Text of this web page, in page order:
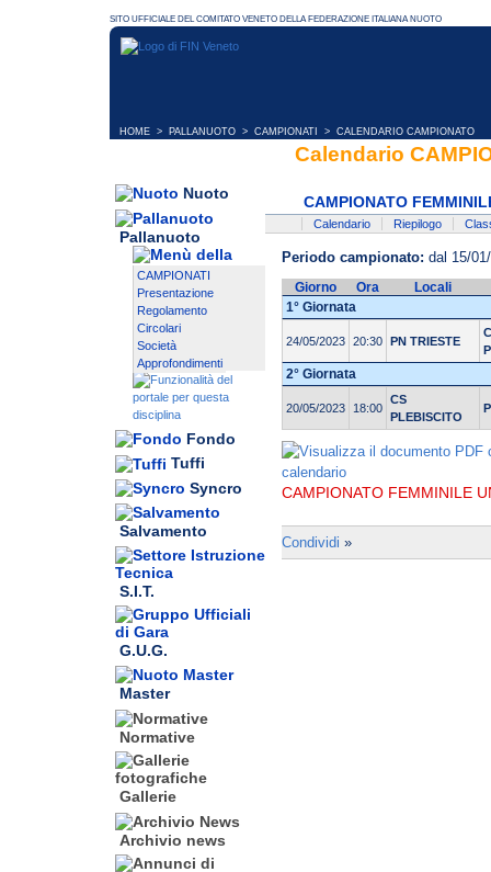
HOME > PALLANUOTO > CAMPIONATI > CALENDARIO CAMPIONATO
Nuoto
Pallanuoto
CAMPIONATI
Presentazione
Regolamento
Circolari
Società
Approfondimenti
Fondo
Tuffi
Syncro
Salvamento
S.I.T.
G.U.G.
Master
Normative
Gallerie
Archivio news
Calendario
CAMPIONATO
Calendario Riepilogo
Periodo campionato: dal 15/
Giorno Ora
Locali
1° Giornata
24/05/2023 20:30 PN TRIESTE
2° Giornata
20/05/2023 18:00
CS
PLEBISCITO
CAMPIONATO FEMMINILE
Condividi »